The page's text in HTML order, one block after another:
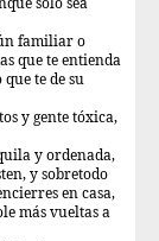
solo sea
familiar o
que te entienda
te de su
y gente tóxica,
y ordenada,
y sobretodo
en casa,
más vueltas a